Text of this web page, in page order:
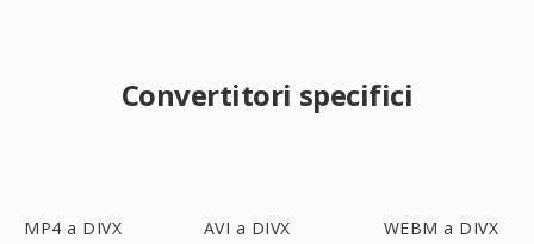
Convertitori specifici
MP4 a DIVX AVI a DIVX WEBM a DIVX